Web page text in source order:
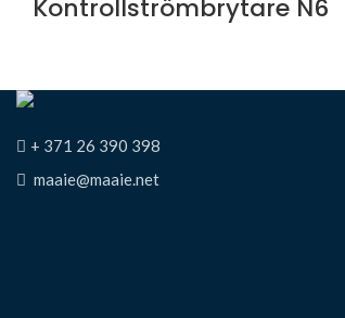
Kontrollströmbrytare N6
+ 371 26 390 398
maaie@maaie.net